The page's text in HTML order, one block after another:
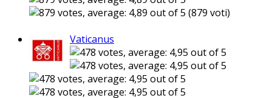
(879 voti)
Vaticanus